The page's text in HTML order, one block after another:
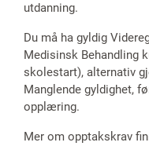
utdanning.
Du må ha gyldig
Medisinsk Behandling
skolestart), alternativ
Manglende gyldighet,
opplæring.
Mer om opptakskrav